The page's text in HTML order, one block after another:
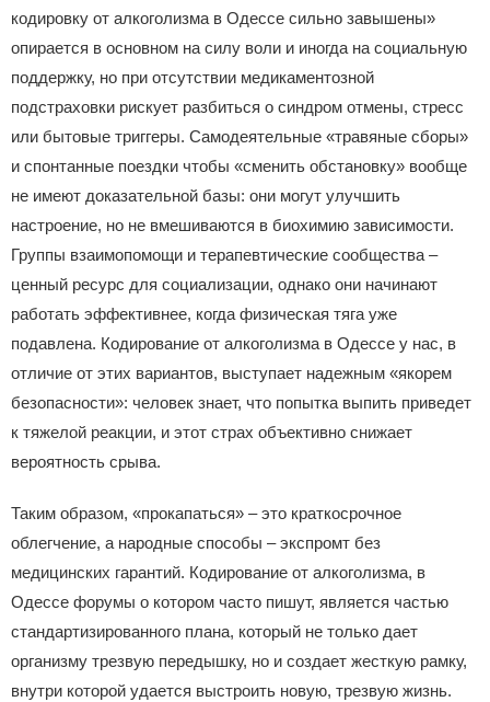
кодировку от алкоголизма в Одессе сильно завышены»
опирается в основном на силу воли и иногда на социальную
поддержку, но при отсутствии медикаментозной
подстраховки рискует разбиться о синдром отмены, стресс
или бытовые триггеры. Самодеятельные «травяные сборы»
и спонтанные поездки чтобы «сменить обстановку» вообще
не имеют доказательной базы: они могут улучшить
настроение, но не вмешиваются в биохимию зависимости.
Группы взаимопомощи и терапевтические сообщества –
ценный ресурс для социализации, однако они начинают
работать эффективнее, когда физическая тяга уже
подавлена. Кодирование от алкоголизма в Одессе у нас, в
отличие от этих вариантов, выступает надежным «якорем
безопасности»: человек знает, что попытка выпить приведет
к тяжелой реакции, и этот страх объективно снижает
вероятность срыва.
Таким образом, «прокапаться» – это краткосрочное
облегчение, а народные способы – экспромт без
медицинских гарантий. Кодирование от алкоголизма, в
Одессе форумы о котором часто пишут, является частью
стандартизированного плана, который не только дает
организму трезвую передышку, но и создает жесткую рамку,
внутри которой удается выстроить новую, трезвую жизнь.